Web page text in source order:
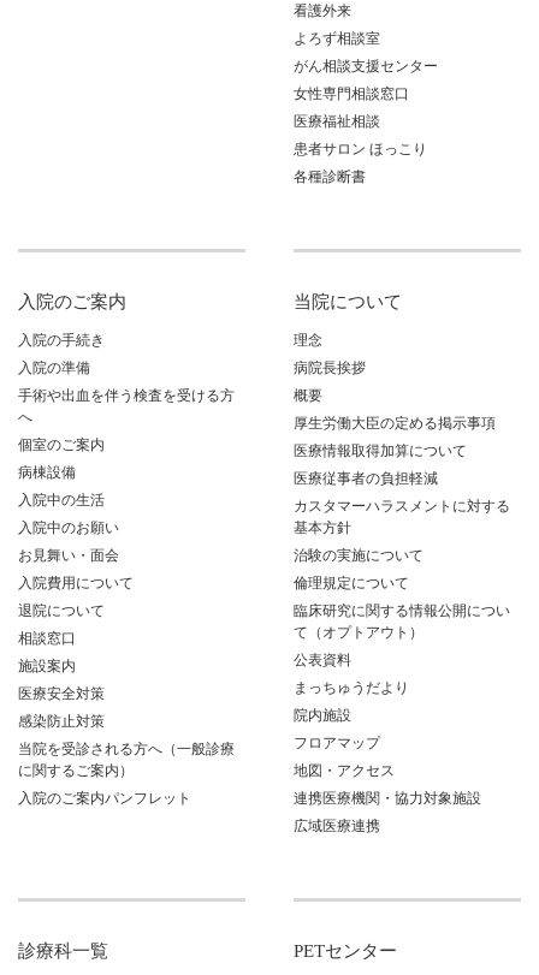
看護外来
よろず相談室
がん相談支援センター
女性専門相談窓口
医療福祉相談
患者サロン ほっこり
各種診断書
入院のご案内
入院の手続き
入院の準備
手術や出血を伴う検査を受ける方
へ
個室のご案内
病棟設備
入院中の生活
入院中のお願い
お見舞い・面会
入院費用について
退院について
相談窓口
施設案内
医療安全対策
感染防止対策
当院を受診される方へ（一般診療
に関するご案内）
入院のご案内パンフレット
当院について
理念
病院長挨拶
概要
厚生労働大臣の定める掲示事項
医療情報取得加算について
医療従事者の負担軽減
カスタマーハラスメントに対する
基本方針
治験の実施について
倫理規定について
臨床研究に関する情報公開につい
て（オプトアウト）
公表資料
まっちゅうだより
院内施設
フロアマップ
地図・アクセス
連携医療機関・協力対象施設
広域医療連携
診療科一覧 PETセンター